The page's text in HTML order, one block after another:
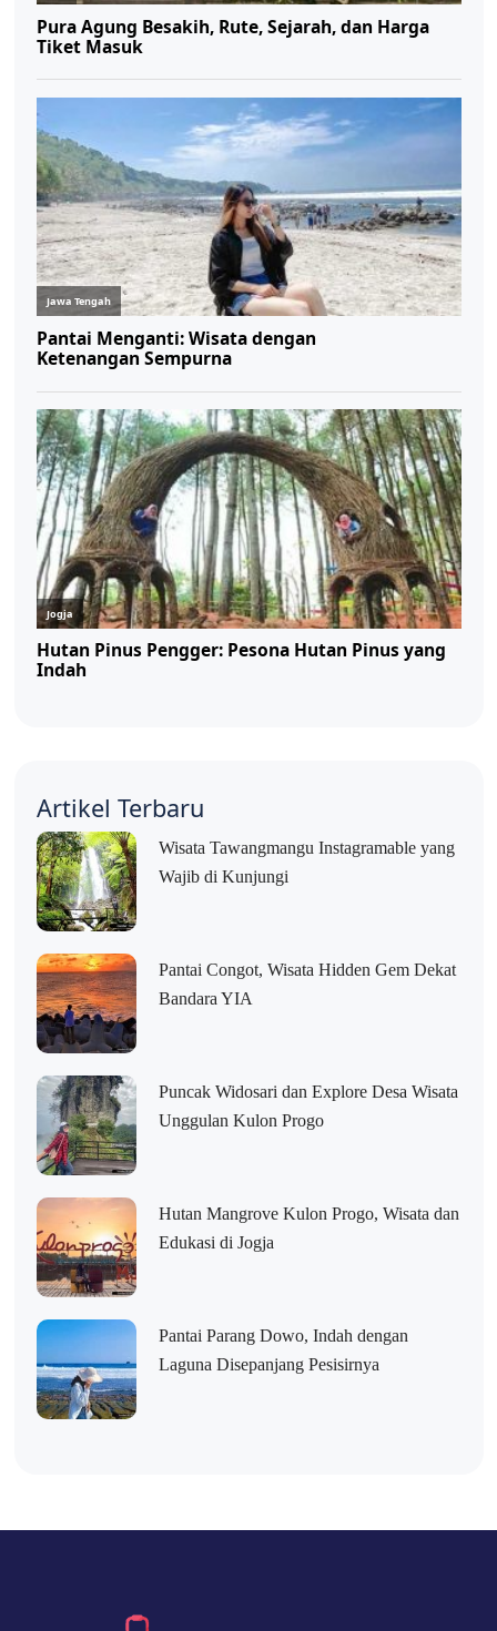
Artikel Terbaru
Wisata Tawangmangu Instagramable yang
Wajib di Kunjungi
Pantai Congot, Wisata Hidden Gem Dekat
Bandara YIA
Puncak Widosari dan Explore Desa Wisata
Unggulan Kulon Progo
Hutan Mangrove Kulon Progo, Wisata dan
Edukasi di Jogja
Pantai Parang Dowo, Indah dengan
Laguna Disepanjang Pesisirnya